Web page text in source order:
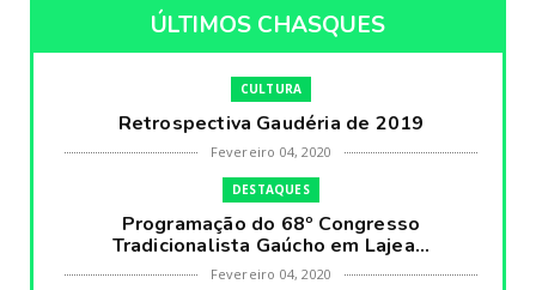
ÚLTIMOS CHASQUES
CULTURA
Retrospectiva Gaudéria de 2019
Fevereiro 04, 2020
DESTAQUES
Programação do 68º Congresso
Tradicionalista Gaúcho em Lajea...
Fevereiro 04, 2020